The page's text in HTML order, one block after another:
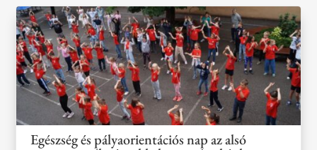
Egészség és pályaorientációs nap az alsó